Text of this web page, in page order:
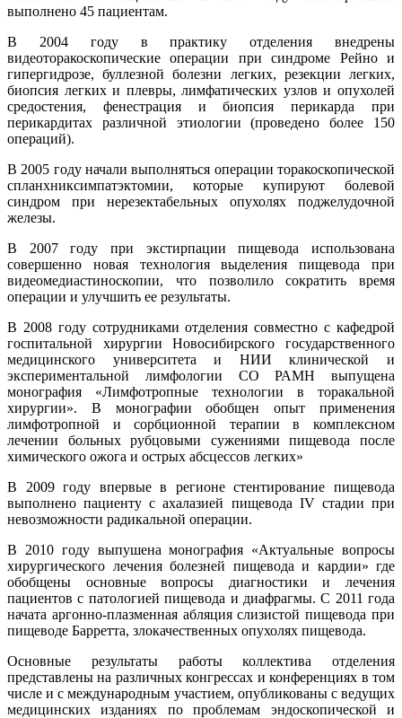
выполнено 45 пациентам.
В 2004 году в практику отделения внедрены
видеоторакоскопические операции при синдроме Рейно и
гипергидрозе, буллезной болезни легких, резекции легких,
биопсия легких и плевры, лимфатических узлов и опухолей
средостения, фенестрация и биопсия перикарда при
перикардитах различной этиологии (проведено более 150
операций).
В 2005 году начали выполняться операции торакоскопической
спланхниксимпатэктомии, которые купируют болевой
синдром при нерезектабельных опухолях поджелудочной
железы.
В 2007 году при экстирпации пищевода использована
совершенно новая технология выделения пищевода при
видеомедиастиноскопии, что позволило сократить время
операции и улучшить ее результаты.
В 2008 году сотрудниками отделения совместно с кафедрой
госпитальной хирургии Новосибирского государственного
медицинского университета и НИИ клинической и
экспериментальной лимфологии СО РАМН выпущена
монография «Лимфотропные технологии в торакальной
хирургии». В монографии обобщен опыт применения
лимфотропной и сорбционной терапии в комплексном
лечении больных рубцовыми сужениями пищевода после
химического ожога и острых абсцессов легких»
В 2009 году впервые в регионе стентирование пищевода
выполнено пациенту с ахалазией пищевода IV стадии при
невозможности радикальной операции.
В 2010 году выпушена монография «Актуальные вопросы
хирургического лечения болезней пищевода и кардии» где
обобщены основные вопросы диагностики и лечения
пациентов с патологией пищевода и диафрагмы. С 2011 года
начата аргонно-плазменная абляция слизистой пищевода при
пищеводе Барретта, злокачественных опухолях пищевода.
Основные результаты работы коллектива отделения
представлены на различных конгрессах и конференциях в том
числе и с международным участием, опубликованы с ведущих
медицинских изданиях по проблемам эндоскопической и